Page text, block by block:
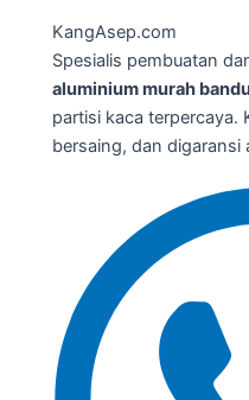
KangAsep.com
Spesialis pembuatan
aluminium murah
partisi kaca terpercaya.
bersaing, dan digaransi